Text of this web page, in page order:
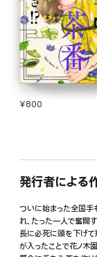
¥800
発行者による
ついに始まった全国
れ、たった一人で奮闘
長に必死に頭を下げて
が入ったことで花ノ木